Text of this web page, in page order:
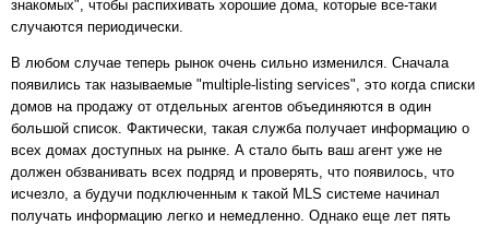
знакомых", чтобы распихивать хорошие дома, которые все-таки
случаются периодически.
В любом случае теперь рынок очень сильно изменился. Сначала
появились так называемые "multiple-listing services", это когда списки
домов на продажу от отдельных агентов объединяются в один
большой список. Фактически, такая служба получает информацию о
всех домах доступных на рынке. А стало быть ваш агент уже не
должен обзванивать всех подряд и проверять, что появилось, что
исчезло, а будучи подключенным к такой MLS системе начинал
получать информацию легко и немедленно. Однако еще лет пять